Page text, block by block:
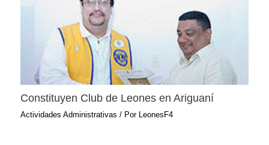
Constituyen Club de Leones en Ariguaní
Actividades Administrativas / Por LeonesF4